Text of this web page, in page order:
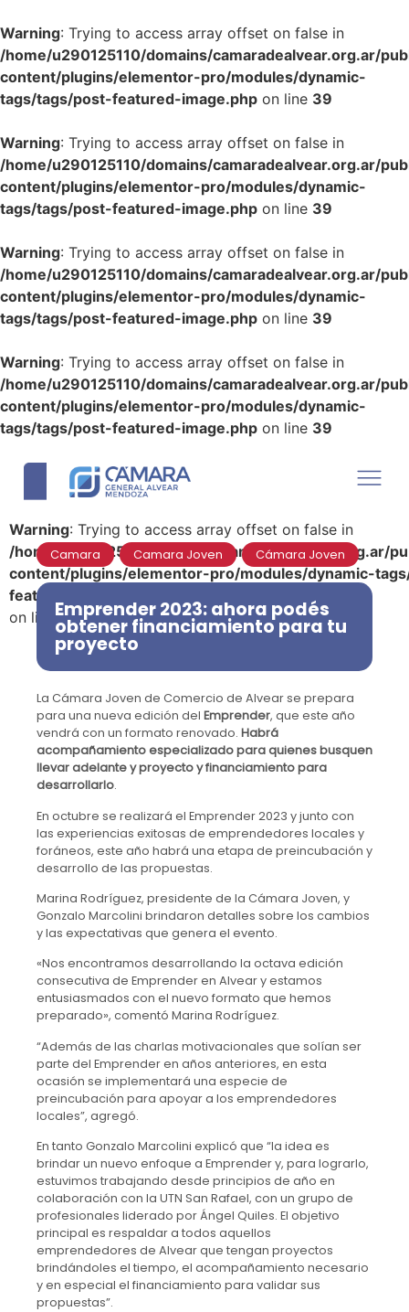
Warning: Trying to access array offset on false in
/home/u290125110/domains/camaradealvear.org.ar/
content/plugins/elementor-pro/modules/dynamic-
tags/tags/post-featured-image.php on line 39
Warning: Trying to access array offset on false in
/home/u290125110/domains/camaradealvear.org.ar/
content/plugins/elementor-pro/modules/dynamic-
tags/tags/post-featured-image.php on line 39
Warning: Trying to access array offset on false in
/home/u290125110/domains/camaradealvear.org.ar/
content/plugins/elementor-pro/modules/dynamic-
tags/tags/post-featured-image.php on line 39
Warning: Trying to access array offset on false in
/home/u290125110/domains/camaradealvear.org.ar/
content/plugins/elementor-pro/modules/dynamic-
tags/tags/post-featured-image.php on line 39
Warning: Trying to access array offset on false in
/home/u290125110/domains/camaradealvear.org.ar/
content/plugins/elementor-pro/modules/dynamic-
featured-image.php
on line 39
Camara , Camara Joven , Cámara Joven
Emprender 2023: ahora podés
obtener financiamiento para tu
proyecto
La Cámara Joven de Comercio de Alvear se prepara
para una nueva edición del Emprender, que este año
vendrá con un formato renovado. Habrá
acompañamiento especializado para quienes busquen
llevar adelante y proyecto y financiamiento para
desarrollarlo.
En octubre se realizará el Emprender 2023 y junto con
las experiencias exitosas de emprendedores locales y
foráneos, este año habrá una etapa de preincubación y
desarrollo de las propuestas.
Marina Rodríguez, presidente de la Cámara Joven, y
Gonzalo Marcolini brindaron detalles sobre los cambios
y las expectativas que genera el evento.
«Nos encontramos desarrollando la octava edición
consecutiva de Emprender en Alvear y estamos
entusiasmados con el nuevo formato que hemos
preparado», comentó Marina Rodríguez.
“Además de las charlas motivacionales que solían ser
parte del Emprender en años anteriores, en esta
ocasión se implementará una especie de
preincubación para apoyar a los emprendedores
locales”, agregó.
En tanto Gonzalo Marcolini explicó que “la idea es
brindar un nuevo enfoque a Emprender y, para lograrlo,
estuvimos trabajando desde principios de año en
colaboración con la UTN San Rafael, con un grupo de
profesionales liderado por Ángel Quiles. El objetivo
principal es respaldar a todos aquellos
emprendedores de Alvear que tengan proyectos
brindándoles el tiempo, el acompañamiento necesario
y en especial el financiamiento para validar sus
propuestas”.